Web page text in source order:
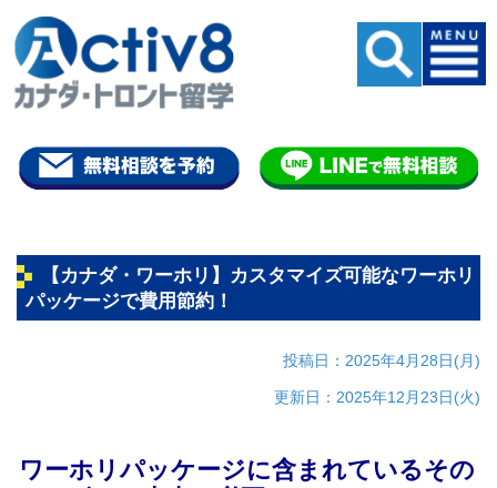
【カナダ・ワーホリ】カスタマイズ可能なワーホリ
パッケージで費用節約！
投稿日：2025年4月28日(月)
更新日：2025年12月23日(火)
ワーホリパッケージに含まれているその